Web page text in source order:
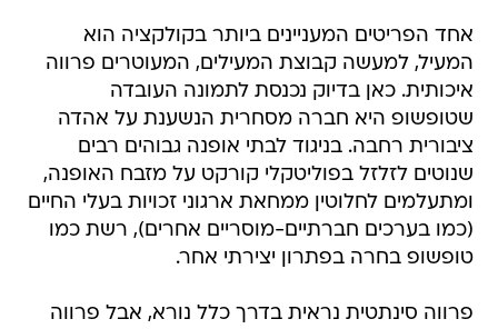
אחד הפריטים המעניינים ביותר בקולקציה הוא
המעיל, למעשה קבוצת המעילים, המעוטרים פרווה
איכותית. כאן בדיוק נכנסת לתמונה העובדה
שטופשופ היא חברה מסחרית הנשענת על אהדה
ציבורית רחבה. בניגוד לבתי אופנה גבוהים רבים
שנוטים לזלזל בפוליטקלי קורקט על מזבח האופנה,
ומתעלמים לחלוטין ממחאת ארגוני זכויות בעלי החיים
(כמו בערכים חברתיים-מוסריים אחרים), רשת כמו
טופשופ בחרה בפתרון יצירתי אחר.
פרווה סינתטית נראית בדרך כלל נורא, אבל פרווה